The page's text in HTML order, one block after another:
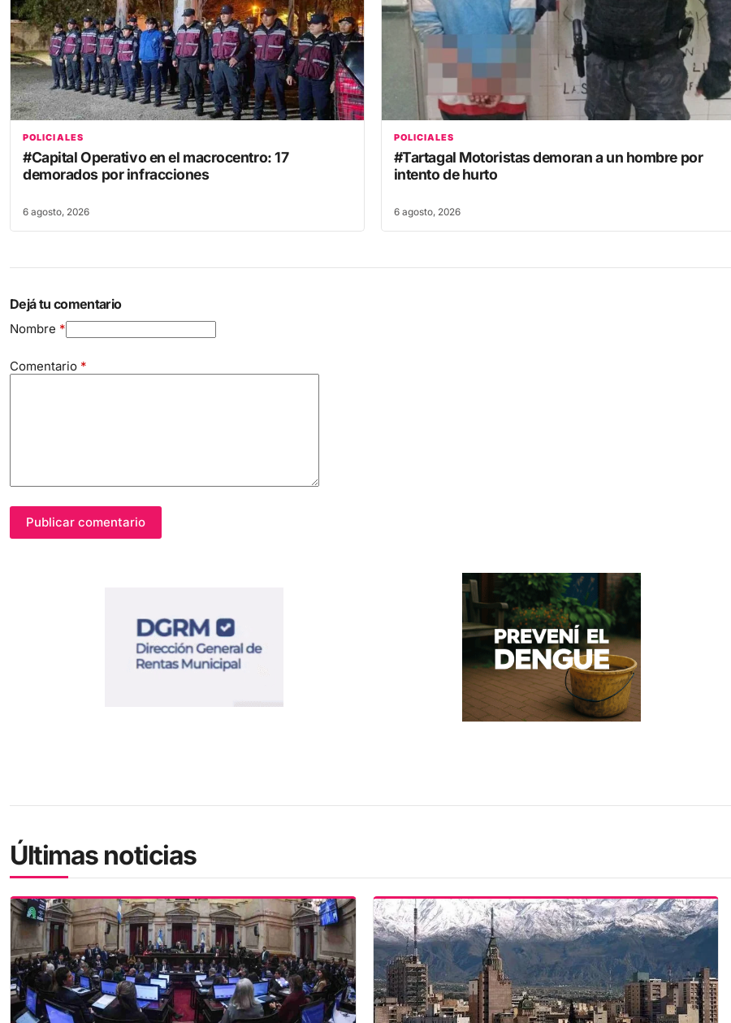
POLICIALES
#Capital Operativo en el macrocentro: 17
demorados por infracciones
6 agosto, 2026
POLICIALES
#Tartagal Motoristas demoran a un hombre por
intento de hurto
6 agosto, 2026
Dejá tu comentario
Nombre *
Comentario *
Publicar comentario
Últimas noticias